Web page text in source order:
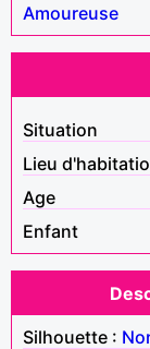
Amoureuse
Situation
Lieu
Age
Enfant
Silhouette :